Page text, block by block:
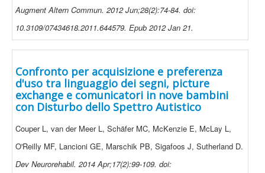
Augment Altern Commun. 2012 Jun;28(2):74-84. doi:
10.3109/07434618.2011.644579. Epub 2012 Jan 21.
Confronto per acquisizione e preferenza
d'uso tra linguaggio dei segni, picture
exchange e comunicatori in nove bambini
con Disturbo dello Spettro Autistico
Couper L, van der Meer L, Schäfer MC, McKenzie E, McLay L,
O'Reilly MF, Lancioni GE, Marschik PB, Sigafoos J, Sutherland D.
Dev Neurorehabil. 2014 Apr;17(2):99-109. doi: